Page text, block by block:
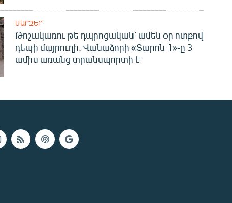
ՄԱՐԶԵՐ
Թոշակառու թե դպրոցական՝ ամեն օր ոտքով
դեպի մայրուղի. Վանաձորի «Տարոն 1»-ը 3
ամիս առանց տրանսպորտի է